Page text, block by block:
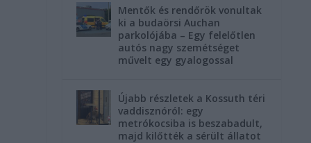
Mentők és rendőrök vonultak
ki a budaörsi Auchan
parkolójába – Egy felelőtlen
autós nagy szemétséget
művelt egy gyalogossal
Újabb részletek a Kossuth téri
vaddisznóról: egy
metrókocsiba is beszabadult,
majd kilőtték a sérült állatot